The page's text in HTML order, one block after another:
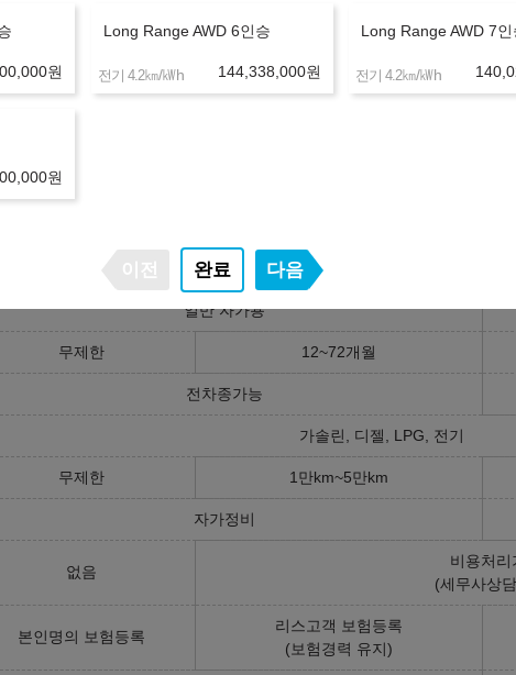
합니다.
및 소득 불충족시 견적이 변경되거나 진행이 불가하실 수도 있습니다.
중단될 수 있습니다.
플러스 친구를 등록하시거나 상담문의를 남겨주세요.
리스사 명의
일반 자가용
무제한 12~72개월
전차종가능
가솔린, 디젤, LPG, 전기
무제한 1만km~5만km
자가정비
없음
비용처리
(세무사상
본인명의 보험등록
리스고객 보험등록
(보험경력 유지)
원
Long Range AWD 6인승
전기 4.2㎞/㎾h 144,338,000원
Long Range AWD 7인
전기 4.2㎞/㎾h
원
완료 다음